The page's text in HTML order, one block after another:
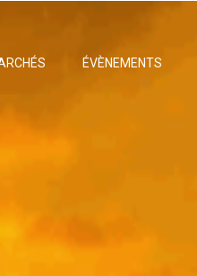
ÉVÈNEMENTS